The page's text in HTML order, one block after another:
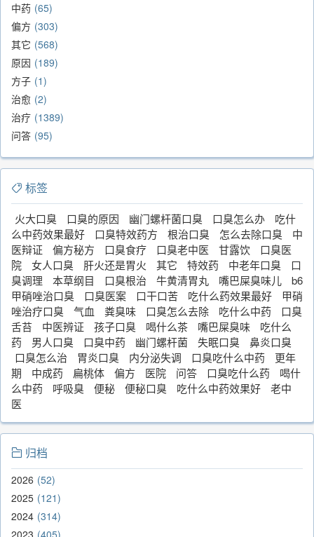
中药 65
偏方 303
其它 568
原因 189
方子 1
治愈 2
治疗 1389
问答 95
标签
火大口臭 口臭的原因 幽门螺杆菌口臭 口臭怎么办
吃什
么中药效果最好
口臭特效药方 根治口臭 怎么去除口臭
中
医辩证
偏方秘方 口臭食疗 口臭老中医 甘露饮
口臭医
院
女人口臭 肝火还是胃火 其它 特效药 中老年口臭
口
臭调理
本草纲目 口臭根治 牛黄清胃丸 嘴巴屎臭味儿
b6
甲硝唑治口臭
口臭医案 口干口苦 吃什么药效果最好
甲硝
唑治疗口臭
气血 粪臭味 口臭怎么去除 吃什么中药
口臭
舌苔
中医辨证 孩子口臭 喝什么茶 嘴巴屎臭味
吃什么
药
男人口臭 口臭中药 幽门螺杆菌 失眠口臭
鼻炎口臭
口臭怎么治
胃炎口臭 内分泌失调 口臭吃什么中药
更年
期
中成药 扁桃体 偏方 医院 问答 口臭吃什么药
喝什
么中药
呼吸臭 便秘 便秘口臭 吃什么中药效果好
老中
医
归档
2026 52
2025 121
2024 314